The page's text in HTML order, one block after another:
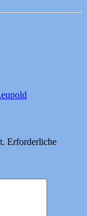
Erforderliche